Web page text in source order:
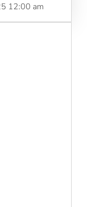
12:00 am